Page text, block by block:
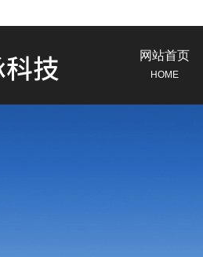
网站首页
HOME